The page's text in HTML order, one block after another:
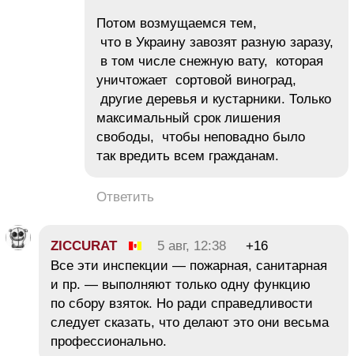
Потом возмущаемся тем,
что в Украину завозят разную заразу,
в том числе снежную вату, которая
уничтожает сортовой виноград,
другие деревья и кустарники. Только
максимальный срок лишения
свободы, чтобы неповадно было
так вредить всем гражданам.
Ответить
ZICCURAT 5 авг, 12:38
+16
Все эти инспекции — пожарная, санитарная
и пр. — выполняют только одну функцию
по сбору взяток. Но ради справедливости
следует сказать, что делают это они весьма
профессионально.